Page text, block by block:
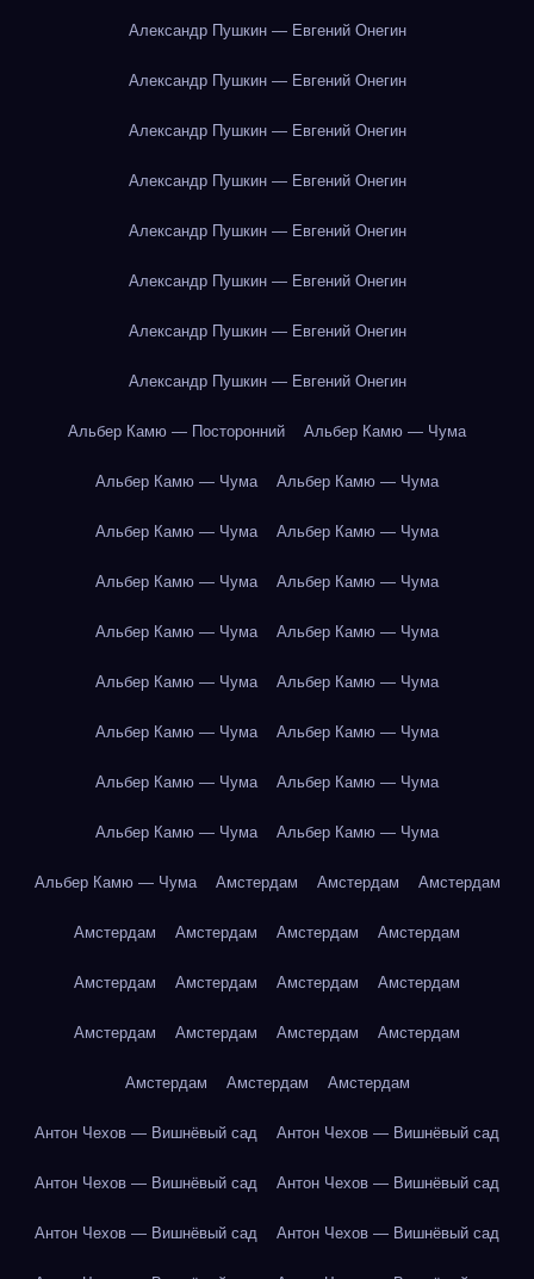
Александр Пушкин — Евгений Онегин
Александр Пушкин — Евгений Онегин
Александр Пушкин — Евгений Онегин
Александр Пушкин — Евгений Онегин
Александр Пушкин — Евгений Онегин
Александр Пушкин — Евгений Онегин
Александр Пушкин — Евгений Онегин
Александр Пушкин — Евгений Онегин
Альбер Камю — Посторонний Альбер Камю — Чума
Альбер Камю — Чума Альбер Камю — Чума
Альбер Камю — Чума Альбер Камю — Чума
Альбер Камю — Чума Альбер Камю — Чума
Альбер Камю — Чума Альбер Камю — Чума
Альбер Камю — Чума Альбер Камю — Чума
Альбер Камю — Чума Альбер Камю — Чума
Альбер Камю — Чума Альбер Камю — Чума
Альбер Камю — Чума Альбер Камю — Чума
Альбер Камю — Чума Амстердам Амстердам Амстердам
Амстердам Амстердам Амстердам Амстердам
Амстердам Амстердам Амстердам Амстердам
Амстердам Амстердам Амстердам Амстердам
Амстердам Амстердам Амстердам
Антон Чехов — Вишнёвый сад Антон Чехов — Вишнёвый сад
Антон Чехов — Вишнёвый сад Антон Чехов — Вишнёвый сад
Антон Чехов — Вишнёвый сад Антон Чехов — Вишнёвый сад